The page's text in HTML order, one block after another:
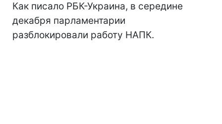
Как писало РБК-Украина, в середине
декабря парламентарии
разблокировали работу НАПК.